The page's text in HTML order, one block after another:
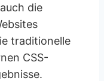
die
traditionelle
CSS-